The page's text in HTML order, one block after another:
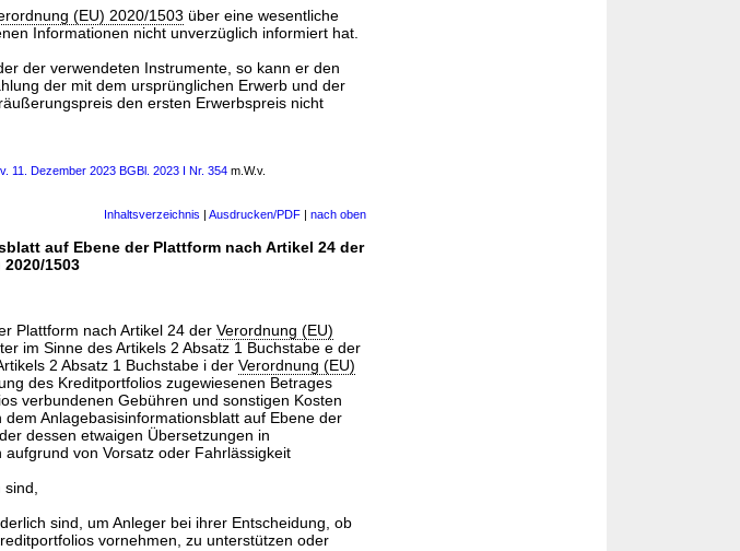
(EU) 2020/1503 über eine wesentliche
Informationen nicht unverzüglich informiert hat.
der verwendeten Instrumente, so kann er den
der mit dem ursprünglichen Erwerb und der
den ersten Erwerbspreis nicht
11. Dezember 2023 BGBl. 2023 I Nr. 354 m.W.v.
Inhaltsverzeichnis Ausdrucken/PDF nach oben
auf Ebene der Plattform nach Artikel 24 der
1503
Plattform nach Artikel 24 der Verordnung (EU)
im Sinne des Artikels 2 Absatz 1 Buchstabe e der
2 Absatz 1 Buchstabe i der Verordnung (EU)
des Kreditportfolios zugewiesenen Betrages
verbundenen Gebühren und sonstigen Kosten
Anlagebasisinformationsblatt auf Ebene der
dessen etwaigen Übersetzungen in
von Vorsatz oder Fahrlässigkeit
sind,
sind, um Anleger bei ihrer Entscheidung, ob
vornehmen, zu unterstützen oder